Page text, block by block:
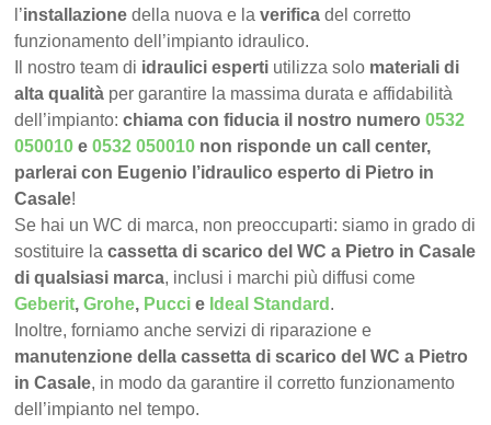
l’installazione della nuova e laverifica del corretto
funzionamento dell’impianto idraulico.
Il nostro team di idraulici esperti utilizza solo materiali di
alta qualità per garantire la massima durata e affidabilità
dell’impianto:chiama con fiducia il nostro numero0532
050010 e0532 050010 non risponde un call center,
parlerai con Eugenio l’idraulico esperto di Pietro in
Casale!
Se hai un WC di marca, non preoccuparti: siamo in grado di
sostituire lacassetta di scarico del WC a Pietro in Casale
di qualsiasi marca, inclusi i marchi più diffusi come
Geberit,Grohe, Pucci e Ideal Standard .
Inoltre, forniamo anche servizi di riparazione e
manutenzione della cassetta di scarico del WC a Pietro
in Casale, in modo da garantire il corretto funzionamento
dell’impianto nel tempo.